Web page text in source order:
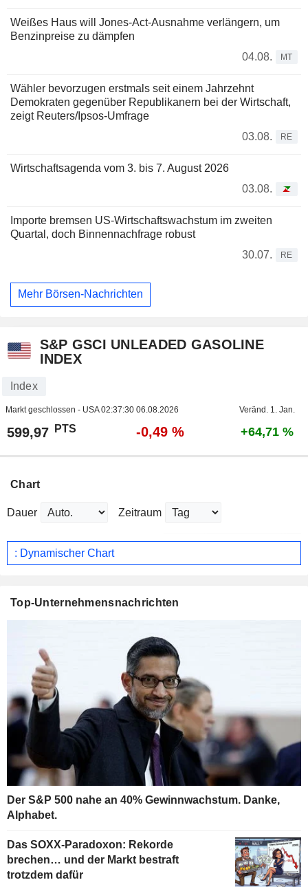
Weißes Haus will Jones-Act-Ausnahme verlängern, um
Benzinpreise zu dämpfen
04.08.
MT
Wähler bevorzugen erstmals seit einem Jahrzehnt
Demokraten gegenüber Republikanern bei der Wirtschaft,
zeigt Reuters/Ipsos-Umfrage
03.08.
RE
Wirtschaftsagenda vom 3. bis 7. August 2026
03.08.
Importe bremsen US-Wirtschaftswachstum im zweiten
Quartal, doch Binnennachfrage robust
30.07.
RE
Mehr Börsen-Nachrichten
S&P GSCI UNLEADED GASOLINE
INDEX
Index
Markt geschlossen - USA02:37:30 06.08.2026 Veränd. 1. Jan.
599,97 PTS -0,49 % +64,71 %
Chart
Dauer Zeitraum
: Dynamischer Chart
Top-Unternehmensnachrichten
Der S&P 500 nahe an 40% Gewinnwachstum. Danke,
Alphabet.
Das SOXX-Paradoxon: Rekorde
brechen… und der Markt bestraft
trotzdem dafür